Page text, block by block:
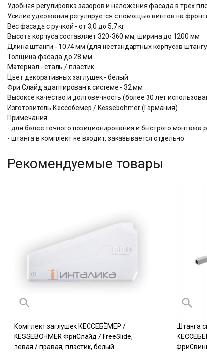
Удобная регулировка зазоров и наложения фасада в трех
Усилие удержания регулируется с помощью винтов на
Вес фасада с ручкой - от 3,0 до 5,7 кг
Высота корпуса составляет 320-360 мм, ширина до 1200 мм
Длина штанги - 1074 мм (для нестандартных корпусов
Толщина фасада до 28 мм
Материал - сталь / пластик
Цвет декоративных заглушек - белый
Фри Слайд адаптирован к системе - 32 мм
Высокое качество и долговечность (более 30 лет
Изготовитель Кессебёмер / Kessebohmer (Германия)
Примечания:
- для более точного позиционирования и быстрого монтажа
- штанга в комплект не входит, заказывается отдельно
Рекомендуемые товары
Комплект заглушек КЕССЕБЁМЕР /
KESSEBOHMER ФриСлайд / FreeSlide,
левая / правая, пластик, белый
Штанга